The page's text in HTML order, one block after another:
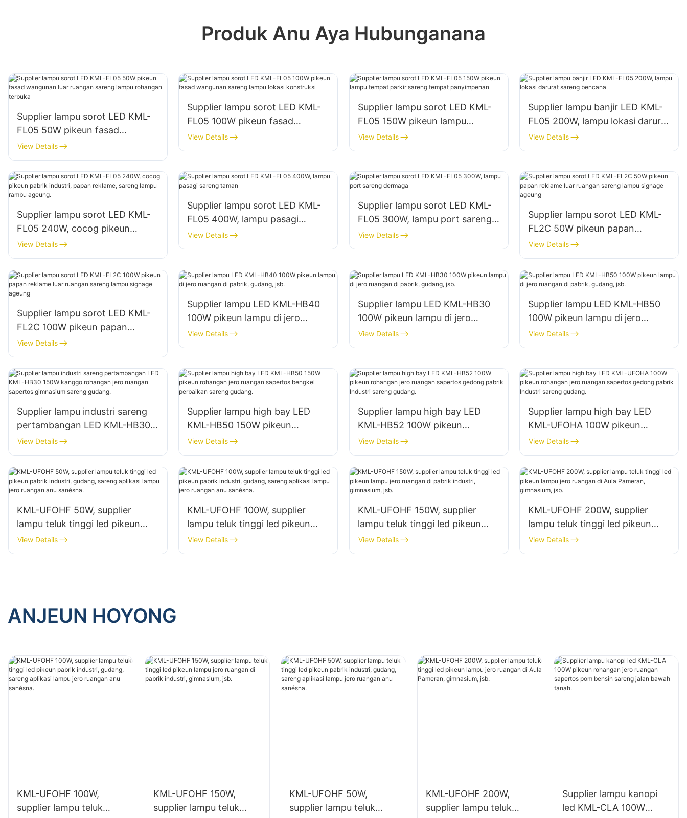
Produk Anu Aya Hubunganana
Supplier lampu sorot LED KML-
FL05 50W pikeun fasad
wangunan luar ruangan sareng
lampu rohangan terbuka
View Details
Supplier lampu sorot LED KML-
FL05 100W pikeun fasad
wangunan sareng lampu lokasi
konstruksi
View Details
Supplier lampu sorot LED KML-
FL05 150W pikeun lampu
tempat parkir sareng tempat
panyimpenan
View Details
Supplier lampu banjir LED KML-
FL05 200W, lampu lokasi darurat
sareng bencana
View Details
Supplier lampu sorot LED KML-
FL05 240W, cocog pikeun
pabrik industri, papan reklame,
sareng lampu rambu ageung.
View Details
Supplier lampu sorot LED KML-
FL05 400W, lampu pasagi
sareng taman
View Details
Supplier lampu sorot LED KML-
FL05 300W, lampu port sareng
dermaga
View Details
Supplier lampu sorot LED KML-
FL2C 50W pikeun papan
reklame luar ruangan sareng
lampu signage ageung
View Details
Supplier lampu sorot LED KML-
FL2C 100W pikeun papan
reklame luar ruangan sareng
lampu signage ageung
View Details
Supplier lampu LED KML-HB40
100W pikeun lampu di jero
ruangan di pabrik, gudang, jsb.
View Details
Supplier lampu LED KML-HB30
100W pikeun lampu di jero
ruangan di pabrik, gudang, jsb.
View Details
Supplier lampu LED KML-HB50
100W pikeun lampu di jero
ruangan di pabrik, gudang, jsb.
View Details
Supplier lampu industri sareng
pertambangan LED KML-HB30
150W kanggo rohangan jero
ruangan sapertos gimnasium
sareng gudang.
View Details
Supplier lampu high bay LED
KML-HB50 150W pikeun
rohangan jero ruangan sapertos
bengkel perbaikan sareng
gudang.
View Details
Supplier lampu high bay LED
KML-HB52 100W pikeun
rohangan jero ruangan sapertos
gedong pabrik Industri sareng
gudang.
View Details
Supplier lampu high bay LED
KML-UFOHA 100W pikeun
rohangan jero ruangan sapertos
gedong pabrik Industri sareng
gudang.
View Details
KML-UFOHF 50W, supplier
lampu teluk tinggi led pikeun
pabrik industri, gudang, sareng
aplikasi lampu jero ruangan anu
View Details
KML-UFOHF 100W, supplier
lampu teluk tinggi led pikeun
pabrik industri, gudang, sareng
aplikasi lampu jero ruangan anu
View Details
KML-UFOHF 150W, supplier
lampu teluk tinggi led pikeun
lampu jero ruangan di pabrik
industri, gimnasium, jsb.
View Details
KML-UFOHF 200W, supplier
lampu teluk tinggi led pikeun
lampu jero ruangan di Aula
Pameran, gimnasium, jsb.
View Details
ANJEUN HOYONG
KML-UFOHF 100W,
supplier lampu teluk
KML-UFOHF 150W,
supplier lampu teluk
KML-UFOHF 50W,
supplier lampu teluk
KML-UFOHF 200W,
supplier lampu teluk
Supplier lampu kanopi
led KML-CLA 100W